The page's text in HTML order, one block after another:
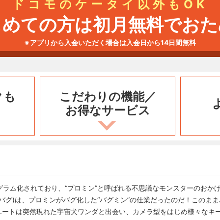
ドコモのケータイ以外もOK
ての方は初月無料でお
※アプリから入会いただく場合は入会日から14日間無料
こだわりの機能／
お得なサービス
ム化されており、“プロミン”と呼ばれる不思議なモンスターのおか
グ)は、プロミンがバグ化した“バグミン”の仕業だったのだ！このま
トは突然現れた宇宙犬ワンダと出会い、カメラ型をはじめ様々なキ